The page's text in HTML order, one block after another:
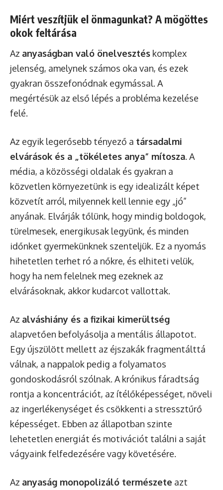
Miért veszítjük el önmagunkat? A mögöttes
okok feltárása
Az anyaságban való önelvesztés komplex
jelenség, amelynek számos oka van, és ezek
gyakran összefonódnak egymással. A
megértésük az első lépés a probléma kezelése
felé.
Az egyik legerősebb tényező a társadalmi
elvárások és a „tökéletes anya” mítosza. A
média, a közösségi oldalak és gyakran a
közvetlen környezetünk is egy idealizált képet
közvetít arról, milyennek kell lennie egy „jó”
anyának. Elvárják tőlünk, hogy mindig boldogok,
türelmesek, energikusak legyünk, és minden
időnket gyermekünknek szenteljük. Ez a nyomás
hihetetlen terhet ró a nőkre, és elhiteti velük,
hogy ha nem felelnek meg ezeknek az
elvárásoknak, akkor kudarcot vallottak.
Az alváshiány és a fizikai kimerültség
alapvetően befolyásolja a mentális állapotot.
Egy újszülött mellett az éjszakák fragmentálttá
válnak, a nappalok pedig a folyamatos
gondoskodásról szólnak. A krónikus fáradtság
rontja a koncentrációt, az ítélőképességet, növeli
az ingerlékenységet és csökkenti a stressztűrő
képességet. Ebben az állapotban szinte
lehetetlen energiát és motivációt találni a saját
vágyaink felfedezésére vagy követésére.
Az anyaság monopolizáló természete azt